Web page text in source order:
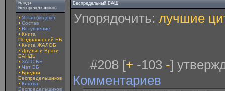
Банда
Беспредельщиков
Устав (кодекс)
Состав
Вступление
Книга
Поздравлений ББ
Книга ЖАЛОБ
Друзья и Враги
БАНДЫ
ЗАГС ББ
Чат ББ
Бредни
Беспредельщиков
Клятва
Беспредельщиков
Беспредельный БАШ
Упорядочить: лучшие
#208 [+ -103 -]
Комментариев